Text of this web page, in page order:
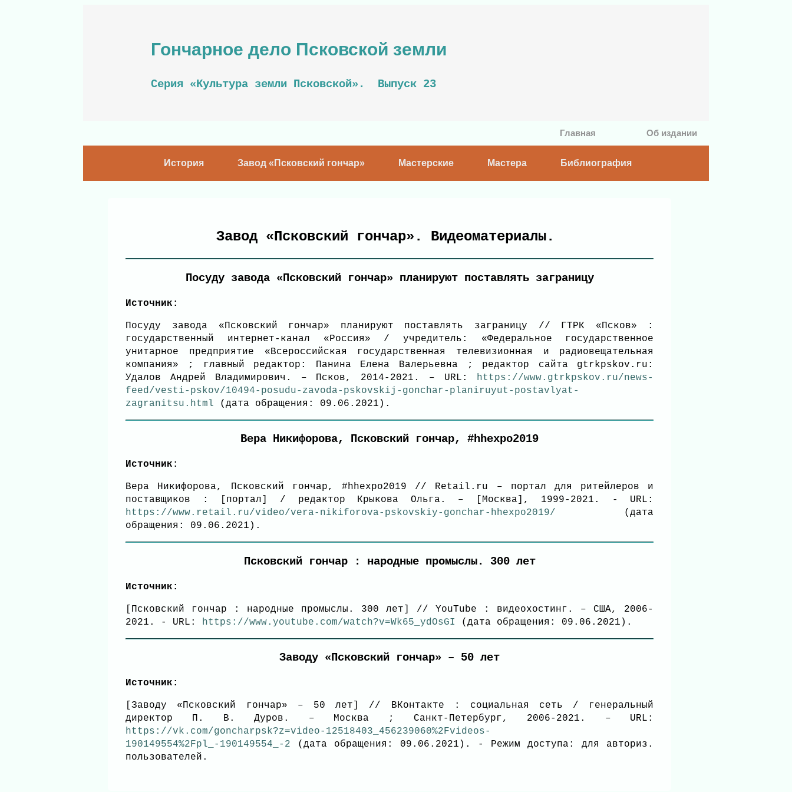
Гончарное дело Псковской земли
Серия «Культура земли Псковской». Выпуск 23
Главная Об издании
История Завод «Псковский гончар» Мастерские Мастера Библиография
Завод «Псковский гончар». Видеоматериалы.
Посуду завода «Псковский гончар» планируют поставлять заграницу
Источник:
Посуду завода «Псковский гончар» планируют поставлять заграницу // ГТРК «Псков» :
государственный интернет-канал «Россия» / учредитель: «Федеральное государственное
унитарное предприятие «Всероссийская государственная телевизионная и радиовещательная
компания» ; главный редактор: Панина Елена Валерьевна ; редактор сайта gtrkpskov.ru:
Удалов Андрей Владимирович. – Псков, 2014-2021. – URL: https://www.gtrkpskov.ru/news-
feed/vesti-pskov/10494-posudu-zavoda-pskovskij-gonchar-planiruyut-postavlyat-
zagranitsu.html (дата обращения: 09.06.2021).
Вера Никифорова, Псковский гончар, #hhexpo2019
Источник:
Вера Никифорова, Псковский гончар, #hhexpo2019 // Retail.ru – портал для ритейлеров и
поставщиков : [портал] / редактор Крыкова Ольга. – [Москва], 1999-2021. - URL:
https://www.retail.ru/video/vera-nikiforova-pskovskiy-gonchar-hhexpo2019/
(дата
обращения: 09.06.2021).
Псковский гончар : народные промыслы. 300 лет
Источник:
[Псковский гончар : народные промыслы. 300 лет] // YouTube : видеохостинг. – США, 2006-
2021. - URL: https://www.youtube.com/watch?v=Wk65_ydOsGI (дата обращения: 09.06.2021).
Заводу «Псковский гончар» – 50 лет
Источник:
[Заводу «Псковский гончар» – 50 лет] // ВКонтакте : социальная сеть / генеральный
директор П. В. Дуров. – Москва ; Санкт-Петербург, 2006-2021. – URL:
https://vk.com/goncharpsk?z=video-12518403_456239060%2Fvideos-
190149554%2Fpl_-190149554_-2 (дата обращения: 09.06.2021). - Режим доступа: для авториз.
пользователей.